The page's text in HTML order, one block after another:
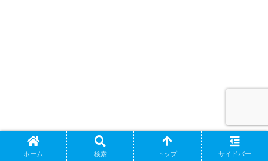
ホーム 検索 トップ サイドバー